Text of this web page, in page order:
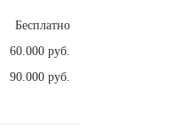
Бесплатно
60.000 руб.
90.000 руб.